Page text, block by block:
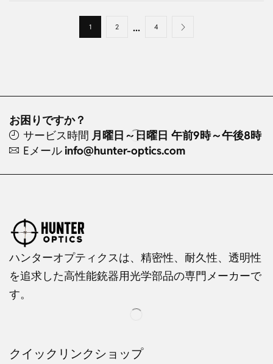
1 2 ... 4
お困りですか？
サービス時間 月曜日～日曜日 午前9時～午後8時
Eメールinfo@hunter-optics.com
ハンターオプティクスは、精密性、耐久性、透明性
を追求した高性能銃器用光学部品の専門メーカーで
す。
クイックリンクショップ